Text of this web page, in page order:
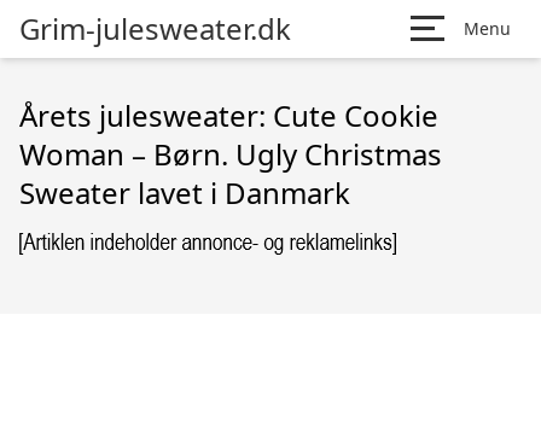
Grim-julesweater.dk Menu
Årets julesweater: Cute Cookie
Woman – Børn. Ugly Christmas
Sweater lavet i Danmark